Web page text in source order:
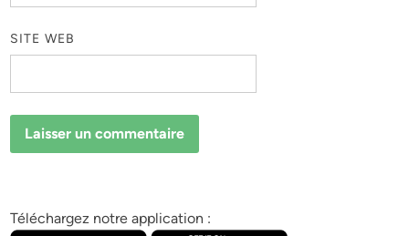
SITE WEB
Téléchargez notre application :